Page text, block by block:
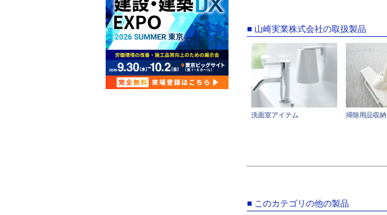
■ 山崎実業株式会社の取扱製品
洗面室アイテム 掃除用品収納
■ このカテゴリの他の製品